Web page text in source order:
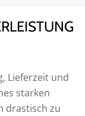
Lieferzeit und
starken
drastisch zu